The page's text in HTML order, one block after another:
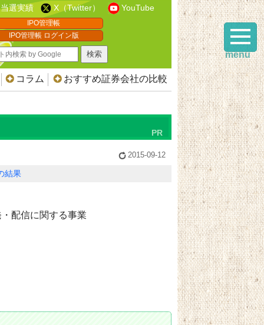
当選実績 X（Twitter） YouTube
IPO管理帳
IPO管理帳 ログイン版
コラム おすすめ証券会社の比較
2015-09-12
結果
配信に関する事業
menu